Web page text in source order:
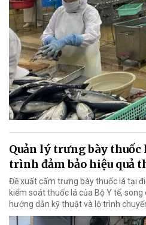
Quản lý trưng bày thuốc
trình đảm bảo hiệu quả
Đề xuất cấm trưng bày thuốc lá tại
kiểm soát thuốc lá của Bộ Y tế,
hướng dẫn kỹ thuật và lộ trình